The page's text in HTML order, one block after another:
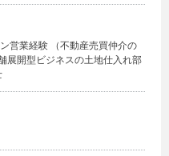
営業経験 （不動産売買仲介の
展開型ビジネスの土地仕入れ部